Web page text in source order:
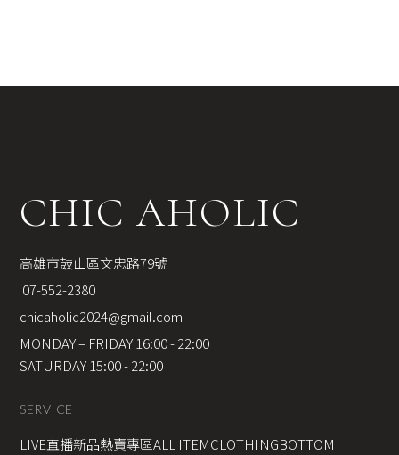
CHIC AHOLIC
高雄市鼓山區文忠路79號
07-552-2380
chicaholic2024@gmail.com
MONDAY – FRIDAY 16:00 - 22:00
SATURDAY 15:00 - 22:00
SERVICE
LIVE直播新品熱賣專區ALL ITEMCLOTHINGBOTTOM